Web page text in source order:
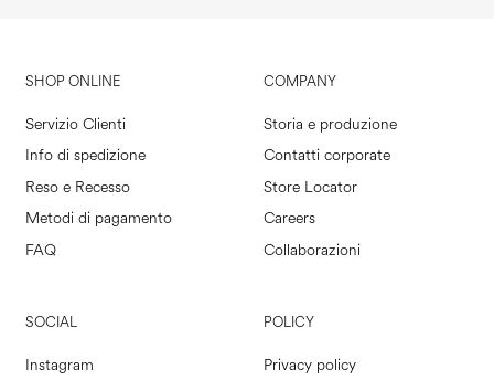
SHOP ONLINE
Servizio Clienti
Info di spedizione
Reso e Recesso
Metodi di pagamento
FAQ
COMPANY
Storia e produzione
Contatti corporate
Store Locator
Careers
Collaborazioni
SOCIAL
Instagram
POLICY
Privacy policy